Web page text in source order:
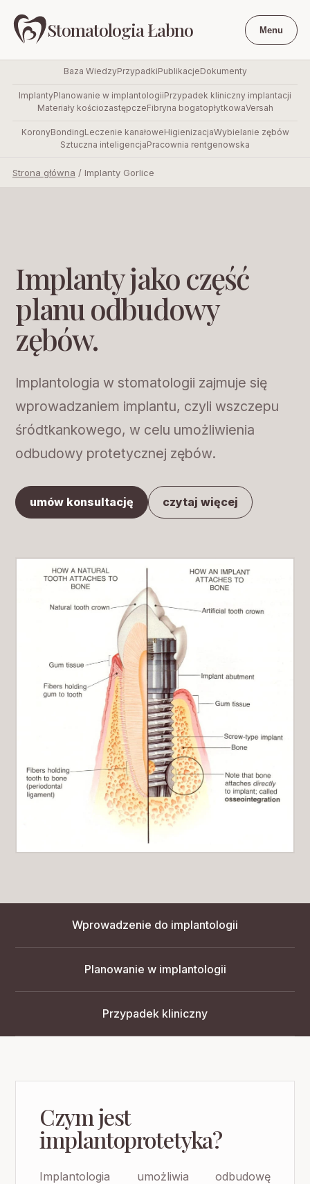
Stomatologia Łabno Menu
Baza WiedzyPrzypadkiPublikacjeDokumenty
ImplantyPlanowanie w implantologiiPrzypadek kliniczny implantacji
Materiały kościozastępczeFibryna bogatopłytkowaVersah
KoronyBondingLeczenie kanałoweHigienizacjaWybielanie zębów
Sztuczna inteligencjaPracownia rentgenowska
Strona główna / Implanty Gorlice
Implanty jako część
planu odbudowy
zębów.
Implantologia w stomatologii zajmuje się
wprowadzaniem implantu, czyli wszczepu
śródtkankowego, w celu umożliwienia
odbudowy protetycznej zębów.
umów konsultację czytaj więcej
Wprowadzenie do implantologii
Planowanie w implantologii
Przypadek kliniczny
Czym jest
implantoprotetyka?
Implantologia umożliwia odbudowę